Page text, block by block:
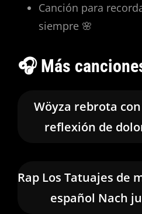
Canción para
siempre 🌸
🎧 Más
Wöyza rebrota
reflexión de
Rap Los Tatuajes de
español Nach